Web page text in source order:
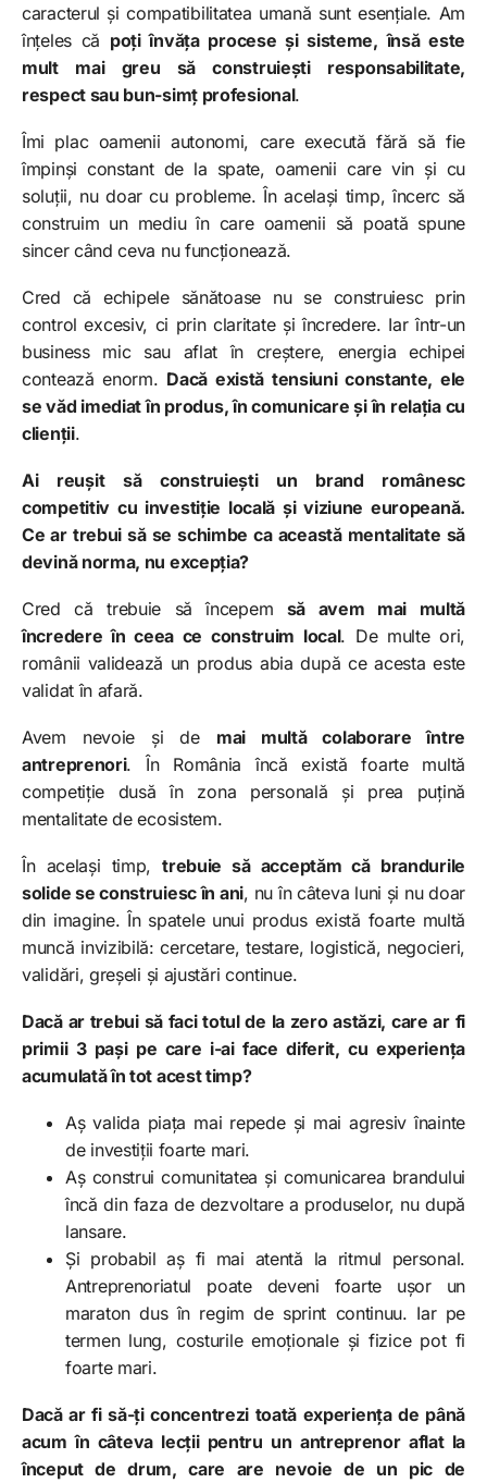
caracterul și compatibilitatea umană sunt esențiale. Am
înțeles că poți învăța procese și sisteme, însă este
mult mai greu să construiești responsabilitate,
respect sau bun-simț profesional.
Îmi plac oamenii autonomi, care execută fără să fie
împinși constant de la spate, oamenii care vin și cu
soluții, nu doar cu probleme. În același timp, încerc să
construim un mediu în care oamenii să poată spune
sincer când ceva nu funcționează.
Cred că echipele sănătoase nu se construiesc prin
control excesiv, ci prin claritate și încredere. Iar într-un
business mic sau aflat în creștere, energia echipei
contează enorm. Dacă există tensiuni constante, ele
se văd imediat în produs, în comunicare și în relația cu
clienții.
Ai reușit să construiești un brand românesc
competitiv cu investiție locală și viziune europeană.
Ce ar trebui să se schimbe ca această mentalitate să
devină norma, nu excepția?
Cred că trebuie să începem să avem mai multă
încredere în ceea ce construim local. De multe ori,
românii validează un produs abia după ce acesta este
validat în afară.
Avem nevoie și de mai multă colaborare între
antreprenori. În România încă există foarte multă
competiție dusă în zona personală și prea puțină
mentalitate de ecosistem.
În același timp,trebuie să acceptăm că brandurile
solide se construiesc în ani, nu în câteva luni și nu doar
din imagine. În spatele unui produs există foarte multă
muncă invizibilă: cercetare, testare, logistică, negocieri,
validări, greșeli și ajustări continue.
Dacă ar trebui să faci totul de la zero astăzi, care ar fi
primii 3 pași pe care i-ai face diferit, cu experiența
acumulată în tot acest timp?
Aș valida piața mai repede și mai agresiv înainte
de investiții foarte mari.
Aș construi comunitatea și comunicarea brandului
încă din faza de dezvoltare a produselor, nu după
lansare.
Și probabil aș fi mai atentă la ritmul personal.
Antreprenoriatul poate deveni foarte ușor un
maraton dus în regim de sprint continuu. Iar pe
termen lung, costurile emoționale și fizice pot fi
foarte mari.
Dacă ar fi să-ți concentrezi toată experiența de până
acum în câteva lecții pentru un antreprenor aflat la
început de drum, care are nevoie de un pic de